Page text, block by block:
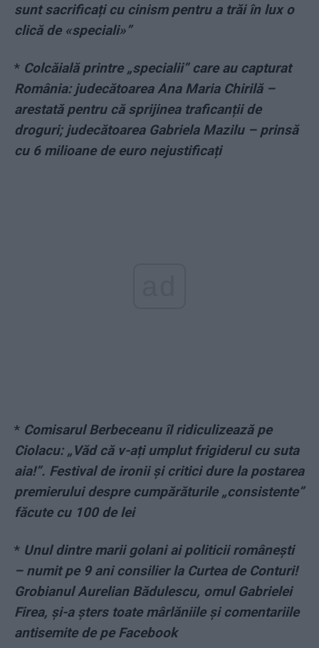
sunt sacrificați cu cinism pentru a trăi în lux o
clică de «speciali»”
* Colcăială printre „specialii” care au capturat
România: judecătoarea Ana Maria Chirilă –
arestată pentru că sprijinea traficanții de
droguri; judecătoarea Gabriela Mazilu – prinsă
cu 6 milioane de euro nejustificați
* Comisarul Berbeceanu îl ridiculizează pe
Ciolacu: „Văd că v-ați umplut frigiderul cu suta
aia!”. Festival de ironii și critici dure la postarea
premierului despre cumpărăturile „consistente”
făcute cu 100 de lei
* Unul dintre marii golani ai politicii românești
– numit pe 9 ani consilier la Curtea de Conturi!
Grobianul Aurelian Bădulescu, omul Gabrielei
Firea, și-a șters toate mârlăniile și comentariile
antisemite de pe Facebook